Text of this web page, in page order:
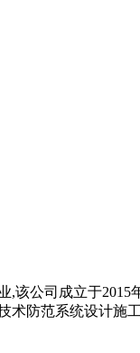
该公司成立于
术防范系统设计施